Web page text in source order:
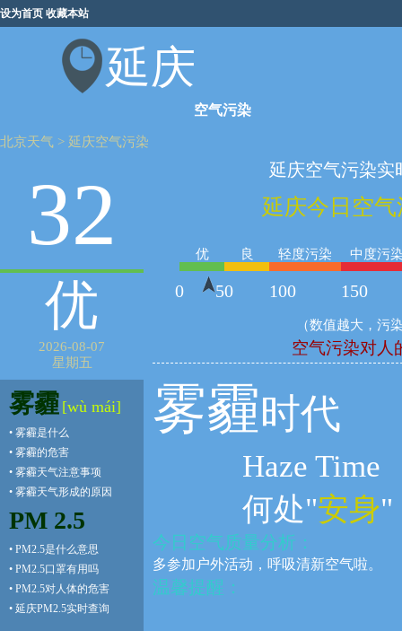
设为首页 收藏本站
延庆
空气污染
北京天气 > 延庆空气污染
32
优
2026-08-07
星期五
雾霾 [wù mái]
• 雾霾是什么
• 雾霾的危害
• 雾霾天气注意事项
• 雾霾天气形成的原因
PM 2.5
• PM2.5是什么意思
• PM2.5口罩有用吗
• PM2.5对人体的危害
• 延庆PM2.5实时查询
延庆空气污染实
延庆今日空气
优 良 轻度污染 中度污
0 50 100 150
（数值越大，污
空气污染对人
雾霾时代
Haze Time
何处"安身"
今日空气质量分析：
多参加户外活动，呼吸清新空气啦。
温馨提醒：